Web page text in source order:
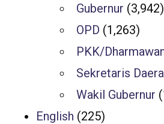
Gubernur (3,942)
OPD (1,263)
PKK/
Sekretaris
Wakil Gubernur
English (225)